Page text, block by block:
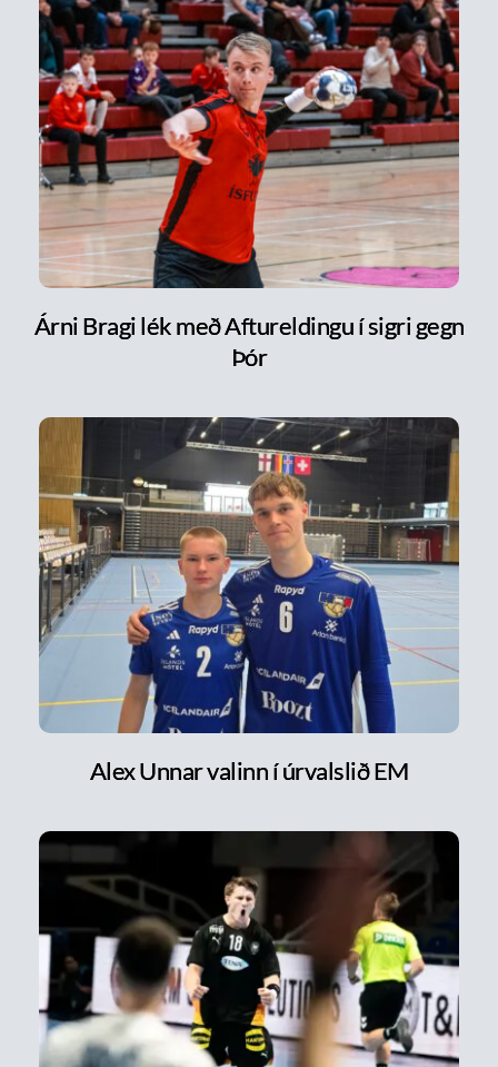
Árni Bragi lék með Aftureldingu í sigri gegn
Þór
Alex Unnar valinn í úrvalslið EM